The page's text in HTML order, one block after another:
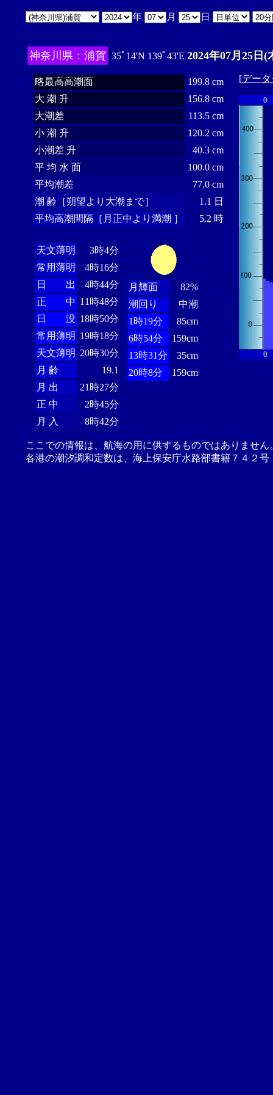
年 月 日
神奈川県：浦賀 35ﾟ14'N 139ﾟ43'E 2024年07月25日(
略最高高潮面
199.8 cm
大 潮 升
156.8 cm
大潮差
113.5 cm
小 潮 升
120.2 cm
小潮差 升
40.3 cm
平 均 水 面
100.0 cm
平均潮差
77.0 cm
潮 齢［朔望より大潮まで］
1.1 日
平均高潮間隔［月正中より満潮 ］
5.2 時
天文薄明
3時4分
常用薄明
4時16分
日 出
4時44分
正 中 11時48分
日 没 18時50分
常用薄明 19時18分
天文薄明 20時30分
月 齢
19.1
月 出
21時27分
正 中
2時45分
月 入
8時42分
月輝面
82%
潮回り
中潮
1時19分
85cm
6時54分
159cm
13時31分
35cm
20時8分
159cm
[デー
0
0
ここでの情報は、航海の用に供するものではありませ
各港の潮汐調和定数は、海上保安庁水路部書籍７４２